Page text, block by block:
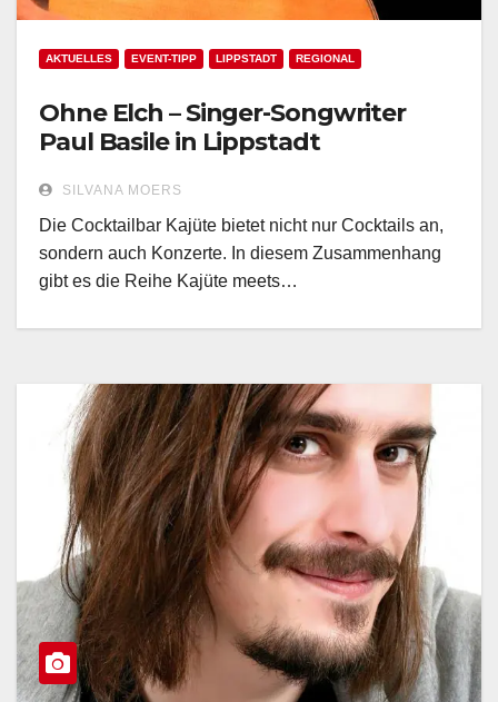
AKTUELLES EVENT-TIPP LIPPSTADT REGIONAL
Ohne Elch – Singer-Songwriter
Paul Basile in Lippstadt
SILVANA MOERS
Die Cocktailbar Kajüte bietet nicht nur Cocktails an,
sondern auch Konzerte. In diesem Zusammenhang
gibt es die Reihe Kajüte meets…